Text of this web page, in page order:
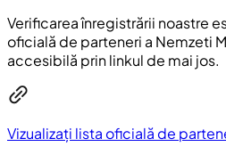
Verificarea înregistrării noastre
oficială de parteneri a Nemzeti
accesibilă prin linkul de mai jos.
Vizualizați lista oficială de